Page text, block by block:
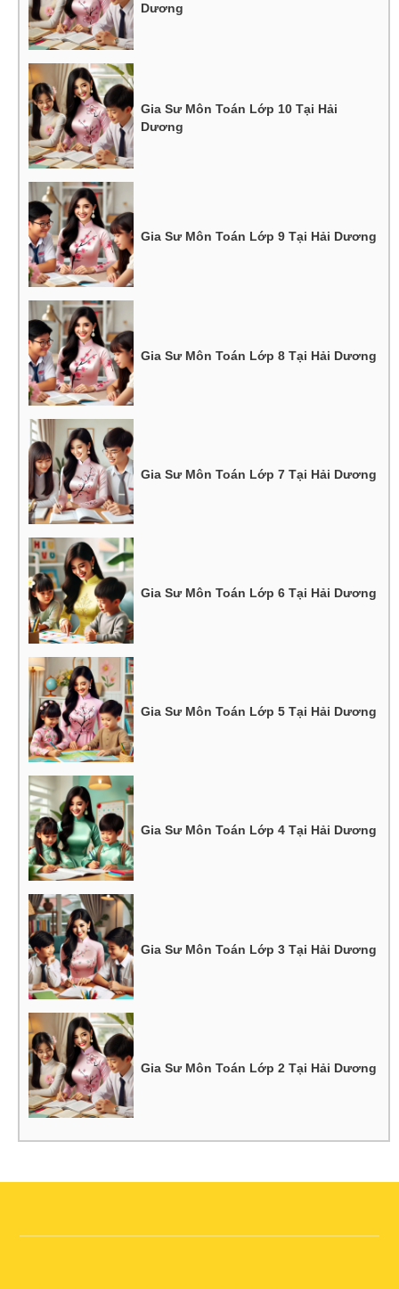
Dương
Gia Sư Môn Toán Lớp 10 Tại Hải
Dương
Gia Sư Môn Toán Lớp 9 Tại Hải Dương
Gia Sư Môn Toán Lớp 8 Tại Hải Dương
Gia Sư Môn Toán Lớp 7 Tại Hải Dương
Gia Sư Môn Toán Lớp 6 Tại Hải Dương
Gia Sư Môn Toán Lớp 5 Tại Hải Dương
Gia Sư Môn Toán Lớp 4 Tại Hải Dương
Gia Sư Môn Toán Lớp 3 Tại Hải Dương
Gia Sư Môn Toán Lớp 2 Tại Hải Dương